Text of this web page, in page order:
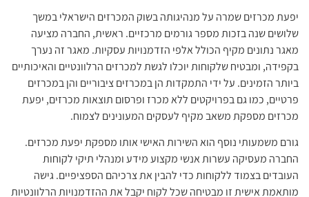
יפעת מכרזים שמרה על מנהיגותה בשוק המכרזים הישראלי במשך
שלושים שנה בזכות מספר גורמים מרכזיים. ראשית, החברה מציעה
מאגר נתונים מקיף הכולל אלפי הזדמנויות עסקיות. מאגר זה נערך
בקפידה, ומבטיח שלקוחות יוכלו לגשת למכרזים הרלוונטיים והאיכותיים
ביותר הזמינים. על ידי התמקדות הן במכרזים ציבוריים והן במכרזים
פרטיים, כמו גם בפרויקטים ללא מכרז ופרסום תוצאות מכרזים, יפעת
מכרזים מספקת משאב מקיף לעסקים המעונינים לצמוח.
גורם משמעותי נוסף הוא השירות האישי אותו מספקת יפעת מכרזים.
החברה מעסיקה עשרות אנשי מקצוע מידע ומנהלי תיקי לקוחות
העובדים בצמוד ללקוחות כדי להבין את צרכיהם הספציפיים. גישה
מותאמת אישית זו מבטיחה שכל לקוח יקבל את ההזדמנויות הרלוונטיות